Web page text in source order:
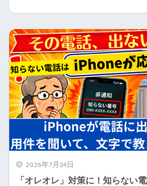
2026年7月24日
「オレオレ」対策に！知らない